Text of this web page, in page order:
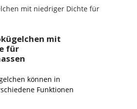
mit
für
können in
Funktionen